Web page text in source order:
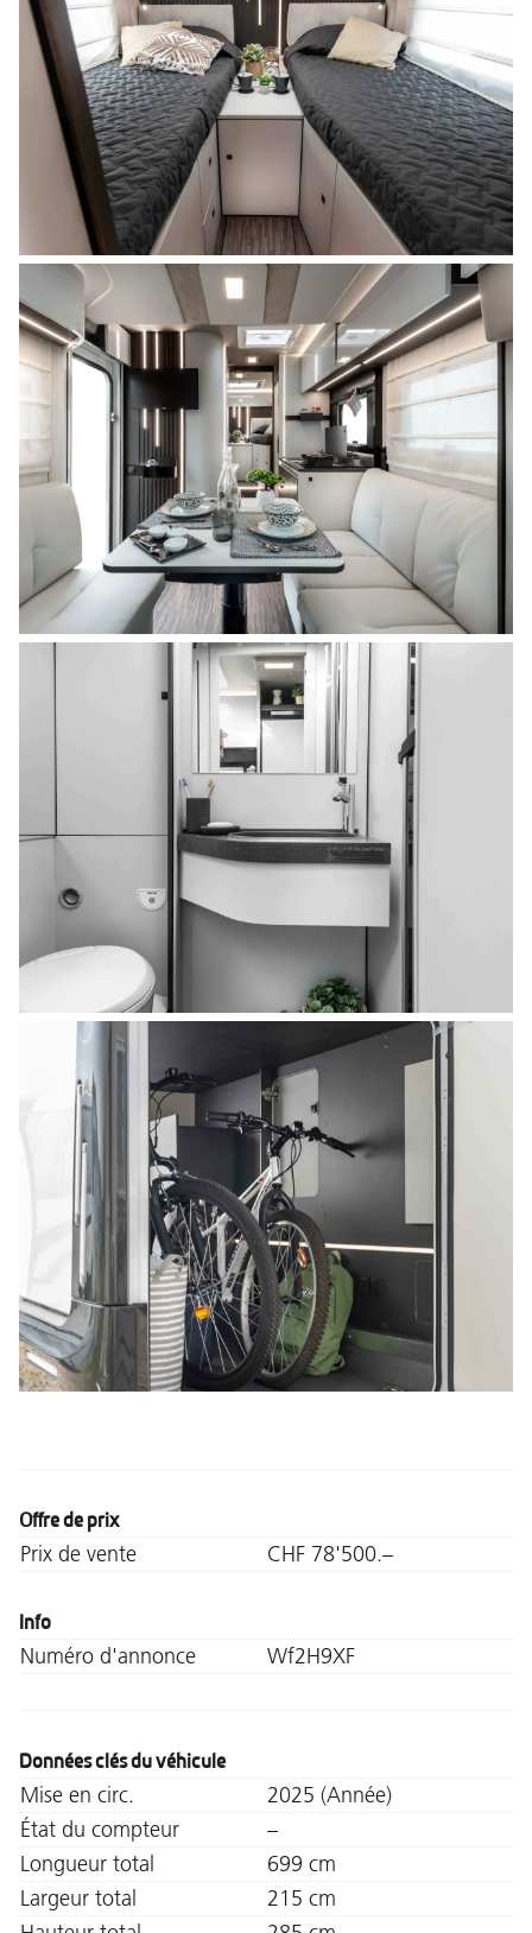
Offre de prix
Prix de vente CHF 78'500.–
Info
Numéro d'annonce Wf2H9XF
Données clés du véhicule
Mise en circ.
2025 (Année)
État du compteur
–
Longueur total
699 cm
Largeur total
215 cm